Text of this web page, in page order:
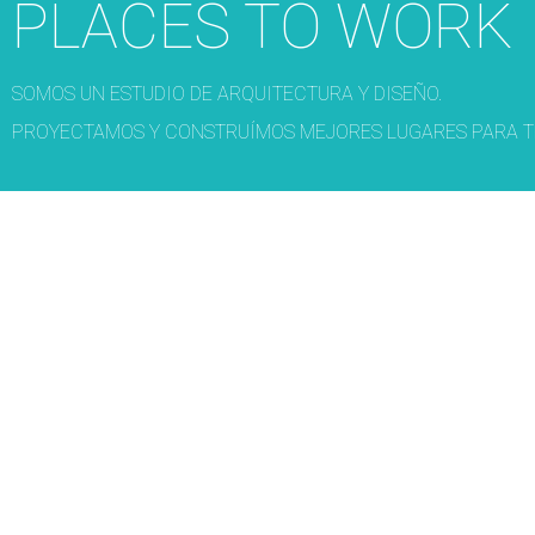
PLACES TO WORK
SOMOS UN ESTUDIO DE ARQUITECTURA Y DISEÑO.
PROYECTAMOS Y CONSTRUÍMOS MEJORES LUGARES PARA